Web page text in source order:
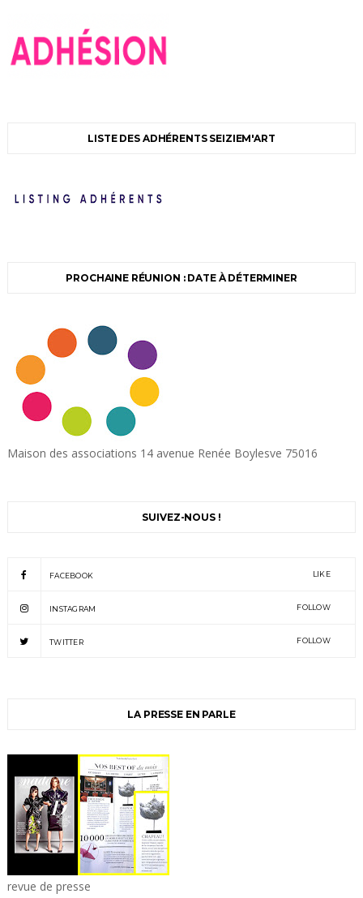
LISTE DES ADHÉRENTS SEIZIEM'ART
PROCHAINE RÉUNION : DATE À DÉTERMINER
Maison des associations 14 avenue Renée Boylesve 75016
SUIVEZ-NOUS !
FACEBOOK LIKE
INSTAGRAM FOLLOW
TWITTER FOLLOW
LA PRESSE EN PARLE
revue de presse